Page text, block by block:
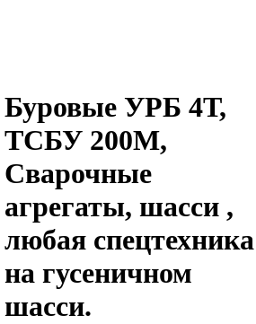
Буровые УРБ 4Т,
ТСБУ 200М,
Сварочные
агрегаты, шасси ,
любая спецтехника
на гусеничном
шасси.